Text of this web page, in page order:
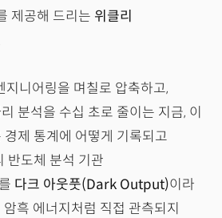
제공해 드리는 위클리
지니어링을 며칠로 압축하고,
분석을 수십 초로 줄이는 지금, 이
제 통계에 어떻게 기록되고
반도체 분석 기관
다크 아웃풋(Dark Output)이라
흑 에너지처럼 직접 관측되지